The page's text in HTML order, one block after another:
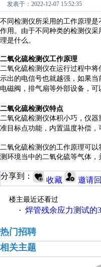
发表于：2022-12-07 15:52:35
不同检测仪所采用的工作原理
作用。由于不同种类的检测仪
理是什么。
二氧化硫检测仪工作原理
二氧化硫检测仪在运行过程中将
示出的电信号也就越强， 如果当
电磁阀 ， 排气扇等外部设备， 可
二氧化硫检测仪特点
二氧化硫检测仪体积小巧，仪器
准 目标点功能，内置温度补偿
二氧化硫检测仪的工作原理可
测环境当中的二氧化硫等气体
分享到： 收藏 邀请
楼主最近还看过
· 焊管残余应力测试的
热门招聘
相关主题